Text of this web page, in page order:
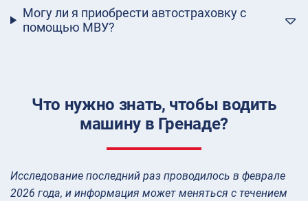
Могу ли я приобрести автостраховку с
помощью МВУ?
Что нужно знать, чтобы водить
машину в Гренаде?
Исследование последний раз проводилось в феврале
2026 года, и информация может меняться с течением